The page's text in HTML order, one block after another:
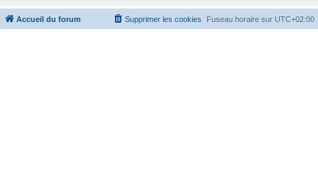
Accueil du forum Fuseau horaire sur UTC+02:00
Supprimer les cookies